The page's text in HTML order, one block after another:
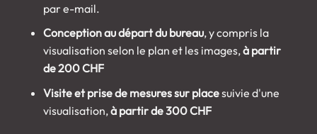
par e-mail.
Conception au départ du bureau, y compris la
visualisation selon le plan et les images,à partir
de 200 CHF
Visite et prise de mesures sur placesuivie d'une
visualisation,à partir de 300 CHF